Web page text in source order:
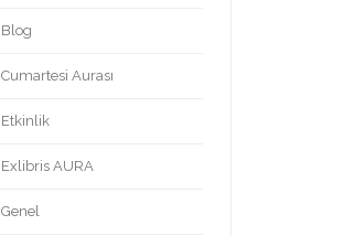
Blog
Cumartesi Aurası
Etkinlik
Exlibris AURA
Genel